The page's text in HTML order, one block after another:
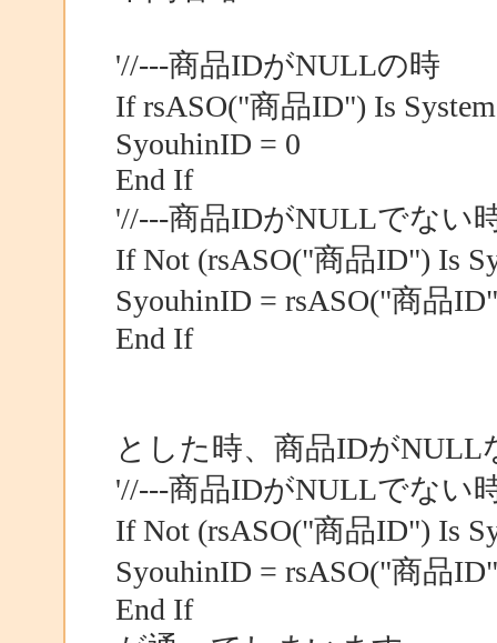
'//---商品IDがNULLの時
If rsASO("商品ID") Is
SyouhinID = 0
End If
'//---商品IDがNULLでない
If Not (rsASO("商品ID") Is
SyouhinID = rsASO("商品
End If
とした時、商品IDがNULL
'//---商品IDがNULLでない
If Not (rsASO("商品ID") Is
SyouhinID = rsASO("商品
End If